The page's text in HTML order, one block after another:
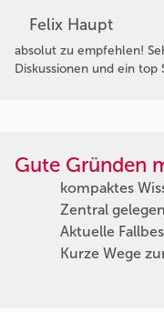
Felix Haupt
absolut zu empfehlen!
Diskussionen und ein top
Gute Gründen
kompaktes
Zentral
Aktuelle
Kurze Wege